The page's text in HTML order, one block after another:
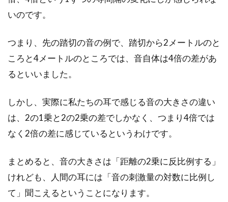
すが、よく見かける壁付けのエアコンが物件に
よっては取り...
賃貸物件の窓に付けたい！猫の脱走
防止に有効なアイテムは？
近年は、ペットと暮らせる賃貸物件が増えてき
っている...
いのです。
つまり、先の踏切の音の例で、踏切から2メートルのと
ころと4メートルのところでは、音自体は4倍の差があ
るといいました。
しかし、実際に私たちの耳で感じる音の大きさの違い
は、2の1乗と2の2乗の差でしかなく、つまり4倍では
なく2倍の差に感じているというわけです。
まとめると、音の大きさは「距離の2乗に反比例する」
けれども、人間の耳には「音の刺激量の対数に比例し
て」聞こえるということになります。